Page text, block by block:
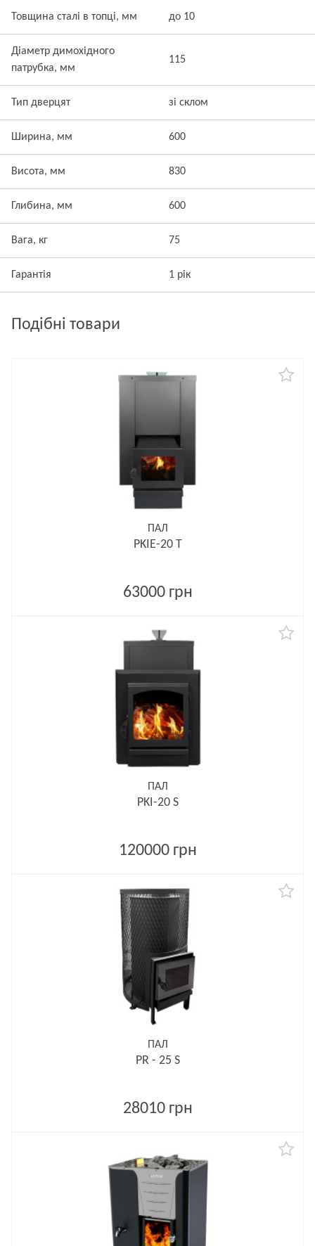
Товщина сталі в топці, мм до 10
Діаметр димохідного
патрубка, мм
115
Тип дверцят зі склом
Ширина, мм 600
Висота, мм 830
Глибина, мм 600
Вага, кг 75
Гарантія 1 рік
Подібні товари
ПАЛ
PKIE-20 T
63000 грн
ПАЛ
PKI-20 S
120000 грн
ПАЛ
PR - 25 S
28010 грн